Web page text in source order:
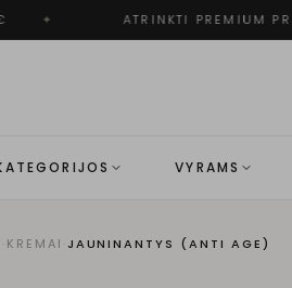
✦ ATRINKTI PREMIUM
VYRAMS
·KREMAI ·JAUNINANTYS (ANTI AGE)